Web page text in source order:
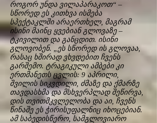
როგორ უნდა ვილაპარაკოთ“ –
სწორედ ეს კითხვა ისმება
სპექტაკლში არაერთხელ, მაგრამ
ისინი მაინც ყვებიან გლოვაზე –
ტკივილით და განცდით. ისინი
გლოვობენ. „ეს სწორედ ის გლოვაა,
რასაც ხშირად ვხვდებით ჩვენს
გარშემო. ტრაგიკული ამბები კი
ერთმანეთს ცვლის: 9 აპრილი,
შვილის სიკვდილი, ძმაზე და ქმარზე
თავდასხმა და მსხვერპლად შეწირვა,
დის თვითმკვლელობა და აი, ჩვენს
წინაშე ეს ჭირისუფალნიც იხოცებიან.
ამ საბედისწერო, სამგლოვიარო